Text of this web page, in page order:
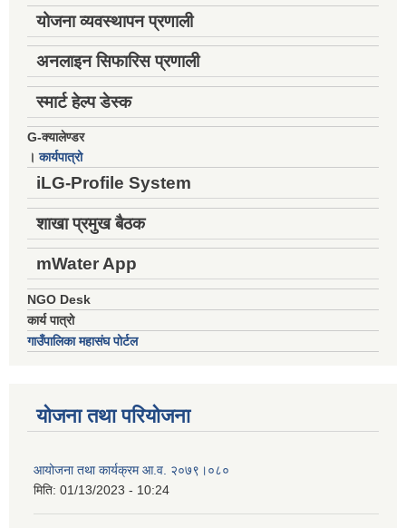
योजना व्यवस्थापन प्रणाली
अनलाइन सिफारिस प्रणाली
स्मार्ट हेल्प डेस्क
G-क्यालेण्डर
।कार्यपात्रो
iLG-Profile System
शाखा प्रमुख बैठक
mWater App
NGO Desk
कार्य पात्रो
गाउँपालिका महासंघ पोर्टल
योजना तथा परियोजना
आयोजना तथा कार्यक्रम आ.व. २०७९।०८०
मिति: 01/13/2023 - 10:24